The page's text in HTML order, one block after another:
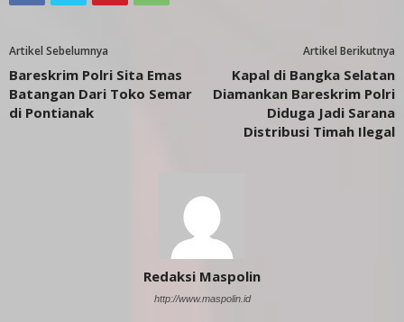
Artikel Sebelumnya
Bareskrim Polri Sita Emas
Batangan Dari Toko Semar
di Pontianak
Artikel Berikutnya
Kapal di Bangka Selatan
Diamankan Bareskrim Polri
Diduga Jadi Sarana
Distribusi Timah Ilegal
Redaksi Maspolin
http://www.maspolin.id